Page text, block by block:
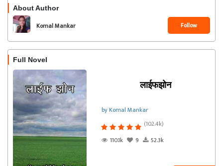
About Author
Komal Mankar Follow
Full Novel
लाईफझोन
by Komal Mankar
(102.4k)
110.1k
9 52.3k